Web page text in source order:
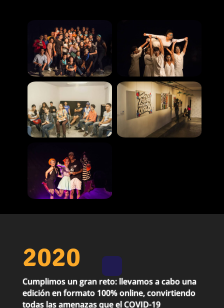
2020
Cumplimos un gran reto: llevamos a cabo una
edición en formato 100% online, convirtiendo
todas las amenazas que el COVID-19